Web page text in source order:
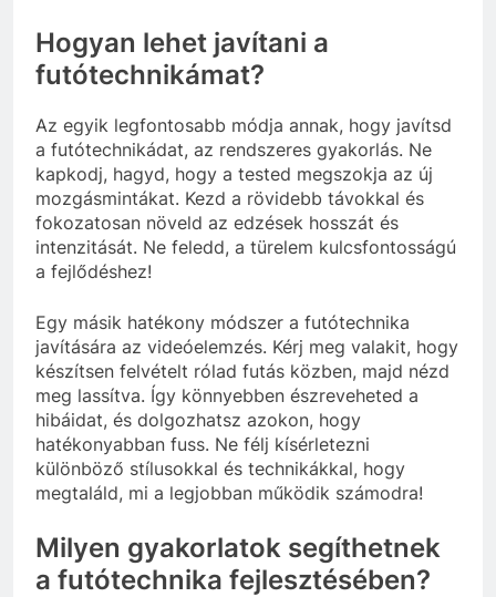
Hogyan lehet javítani a
futótechnikámat?
Az egyik legfontosabb módja annak, hogy javítsd
a futótechnikádat, az rendszeres gyakorlás. Ne
kapkodj, hagyd, hogy a tested megszokja az új
mozgásmintákat. Kezd a rövidebb távokkal és
fokozatosan növeld az edzések hosszát és
intenzitását. Ne feledd, a türelem kulcsfontosságú
a fejlődéshez!
Egy másik hatékony módszer a futótechnika
javítására az videóelemzés. Kérj meg valakit, hogy
készítsen felvételt rólad futás közben, majd nézd
meg lassítva. Így könnyebben észreveheted a
hibáidat, és dolgozhatsz azokon, hogy
hatékonyabban fuss. Ne félj kísérletezni
különböző stílusokkal és technikákkal, hogy
megtaláld, mi a legjobban működik számodra!
Milyen gyakorlatok segíthetnek
a futótechnika fejlesztésében?